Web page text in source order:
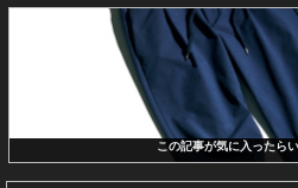
この記事が気に入ったら